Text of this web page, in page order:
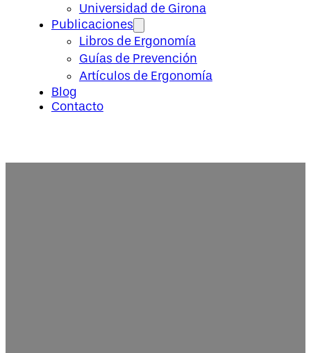
Universidad de Girona
Publicaciones
Libros de Ergonomía
Guías de Prevención
Artículos de Ergonomía
Blog
Contacto